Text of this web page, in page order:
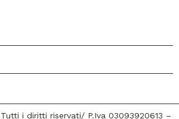
i diritti riservati/ P.Iva 03093920613 –